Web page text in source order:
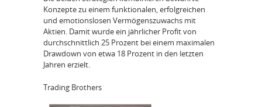
Konzepte zu einem funktionalen, erfolgreichen
und emotionslosen Vermögenszuwachs mit
Aktien. Damit wurde ein jährlicher Profit von
durchschnittlich 25 Prozent bei einem maximalen
Drawdown von etwa 18 Prozent in den letzten
Jahren erzielt.
Trading Brothers